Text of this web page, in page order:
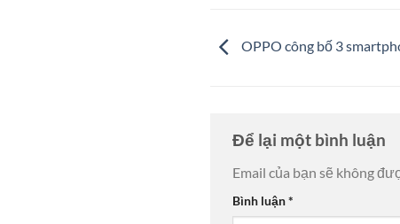
OPPO công bố 3
Để lại một bình luận
Email của bạn sẽ không
Bình luận*